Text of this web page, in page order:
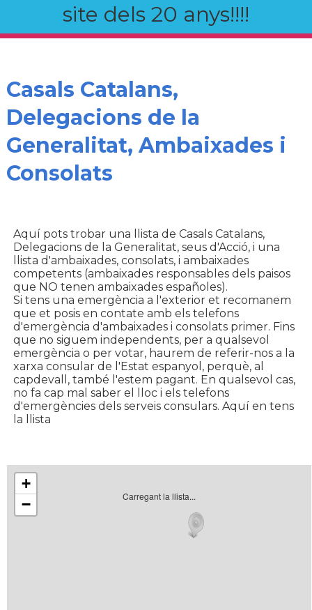
site dels 20 anys!!!!
Casals Catalans,
Delegacions de la
Generalitat, Ambaixades i
Consolats
Aquí pots trobar una llista de Casals Catalans,
Delegacions de la Generalitat, seus d'Acció, i una
llista d'ambaixades, consolats, i ambaixades
competents (ambaixades responsables dels paisos
que NO tenen ambaixades españoles).
Si tens una emergència a l'exterior et recomanem
que et posis en contate amb els telefons
d'emergència d'ambaixades i consolats primer. Fins
que no siguem independents, per a qualsevol
emergència o per votar, haurem de referir-nos a la
xarxa consular de l'Estat espanyol, perquè, al
capdevall, també l'estem pagant. En qualsevol cas,
no fa cap mal saber el lloc i els telefons
d'emergències dels serveis consulars. Aquí en tens
la llista
Carregant la llista...
+
−